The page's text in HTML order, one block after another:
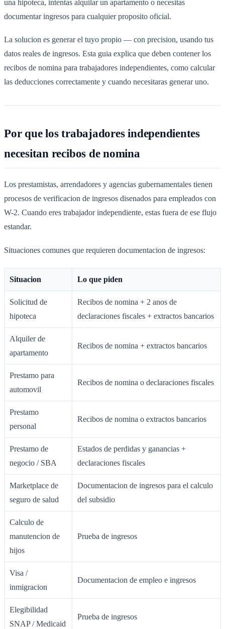
una hipoteca, intentas alquilar un apartamento o necesitas
documentar ingresos para cualquier proposito oficial.
La solucion es generar el tuyo propio — con precision, usando tus
datos reales de ingresos. Esta guia explica que deben contener los
recibos de nomina para trabajadores independientes, como calcular
las deducciones correctamente y cuando necesitaras generar uno.
Por que los trabajadores independientes
necesitan recibos de nomina
Los prestamistas, arrendadores y agencias gubernamentales tienen
procesos de verificacion de ingresos disenados para empleados con
W-2. Cuando eres trabajador independiente, estas fuera de ese flujo
estandar.
Situaciones comunes que requieren documentacion de ingresos:
Situacion Lo que piden
Solicitud de
hipoteca
Recibos de nomina + 2 anos de
declaraciones fiscales + extractos bancarios
Alquiler de
apartamento
Recibos de nomina + extractos bancarios
Prestamo para
automovil
Recibos de nomina o declaraciones fiscales
Prestamo
personal
Recibos de nomina o extractos bancarios
Prestamo de
negocio / SBA
Estados de perdidas y ganancias +
declaraciones fiscales
Marketplace de
seguro de salud
Documentacion de ingresos para el calculo
del subsidio
Calculo de
manutencion de
hijos
Prueba de ingresos
Visa /
inmigracion
Documentacion de empleo e ingresos
Elegibilidad
SNAP / Medicaid
Prueba de ingresos